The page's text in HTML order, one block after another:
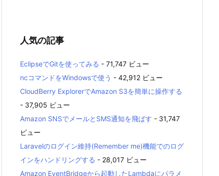
人気の記事
EclipseでGitを使ってみる - 71,747 ビュー
ncコマンドをWindowsで使う - 42,912 ビュー
CloudBerry ExplorerでAmazon S3を簡単に操作する
- 37,905 ビュー
Amazon SNSでメールとSMS通知を飛ばす - 31,747
ビュー
Laravelのログイン維持(Remember me)機能でのログ
インをハンドリングする - 28,017 ビュー
Amazon EventBridgeから起動したLambdaにパラメ